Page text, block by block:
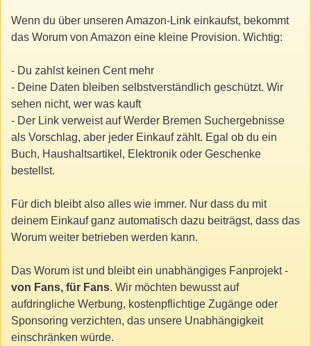
Wenn du über unseren Amazon-Link einkaufst, bekommt
das Worum von Amazon eine kleine Provision. Wichtig:
- Du zahlst keinen Cent mehr
- Deine Daten bleiben selbstverständlich geschützt. Wir
sehen nicht, wer was kauft
- Der Link verweist auf Werder Bremen Suchergebnisse
als Vorschlag, aber jeder Einkauf zählt. Egal ob du ein
Buch, Haushaltsartikel, Elektronik oder Geschenke
bestellst.
Für dich bleibt also alles wie immer. Nur dass du mit
deinem Einkauf ganz automatisch dazu beiträgst, dass das
Worum weiter betrieben werden kann.
Das Worum ist und bleibt ein unabhängiges Fanprojekt -
von Fans, für Fans. Wir möchten bewusst auf
aufdringliche Werbung, kostenpflichtige Zugänge oder
Sponsoring verzichten, das unsere Unabhängigkeit
einschränken würde.